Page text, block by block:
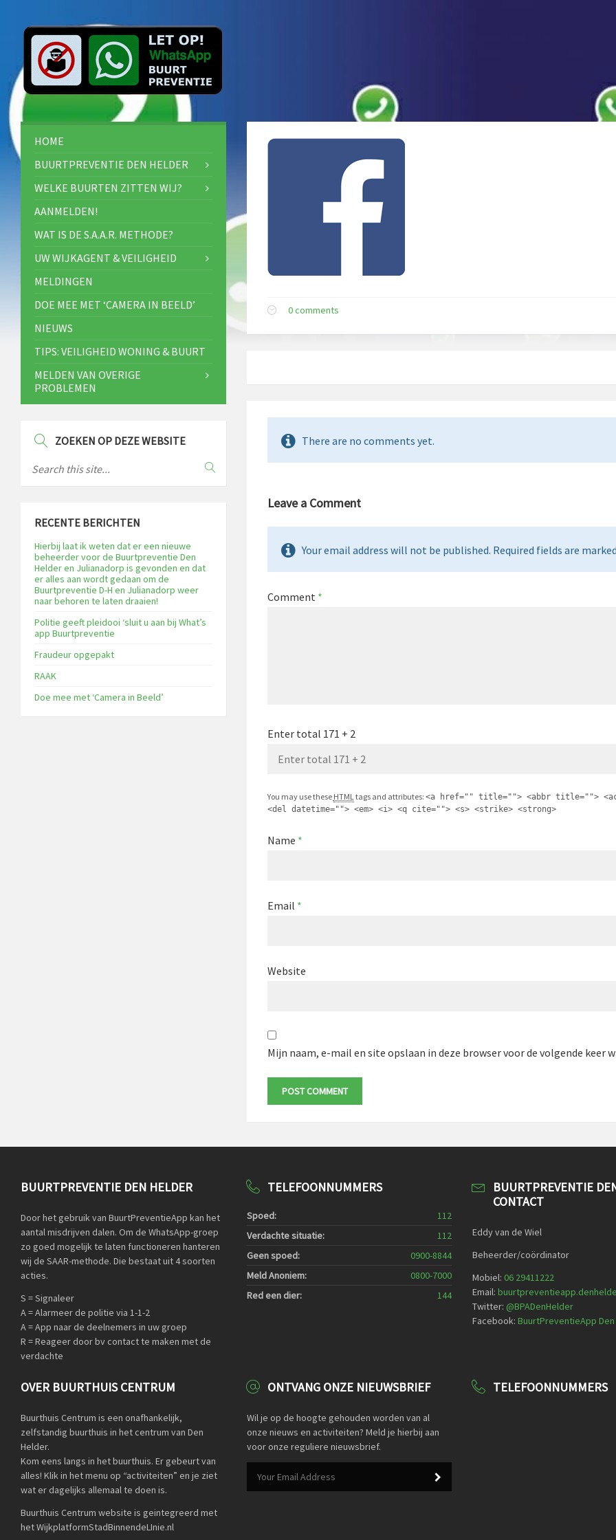
0 comments
There are no comments yet.
Leave a Comment
Your email address will not be published. Required fields are
Comment *
Enter total 171 + 2
You may use these HTMLtags and attributes: <a href="" title=""> <abbr title="">
<del datetime=""> <em> <i> <q cite=""> <s> <strike> <strong>
Name *
Email *
Website
Mijn naam, e-mail en site opslaan in deze browser voor de volgende keer
HOME
BUURTPREVENTIE DEN HELDER
WELKE BUURTEN ZITTEN WIJ?
AANMELDEN!
WAT IS DE S.A.A.R. METHODE?
UW WIJKAGENT & VEILIGHEID
MELDINGEN
DOE MEE MET ‘CAMERA IN BEELD’
NIEUWS
TIPS: VEILIGHEID WONING & BUURT
MELDEN VAN OVERIGE
PROBLEMEN
ZOEKEN OP DEZE WEBSITE
RECENTE BERICHTEN
Hierbij laat ik weten dat er een nieuwe
beheerder voor de Buurtpreventie Den
Helder en Julianadorp is gevonden en dat
er alles aan wordt gedaan om de
Buurtpreventie D-H en Julianadorp weer
naar behoren te laten draaien!
Politie geeft pleidooi ‘sluit u aan bij What’s
app Buurtpreventie
Fraudeur opgepakt
RAAK
Doe mee met ‘Camera in Beeld’
BUURTPREVENTIE DEN HELDER
Door het gebruik van BuurtPreventieApp kan het
aantal misdrijven dalen. Om de WhatsApp-groep
zo goed mogelijk te laten functioneren hanteren
wij de SAAR-methode. Die bestaat uit 4 soorten
acties.
S = Signaleer
A = Alarmeer de politie via 1-1-2
A = App naar de deelnemers in uw groep
R = Reageer door bv contact te maken met de
verdachte
TELEFOONNUMMERS
Spoed:
112
Verdachte situatie:
112
Geen spoed:
0900-8844
Meld Anoniem:
0800-7000
Red een dier:
144
BUURTPREVENTIE
CONTACT
Eddy van de Wiel
Beheerder/coördinator
Mobiel: 06 29411222
Email:
Twitter: @BPADenHelder
Facebook: BuurtPreventieApp
OVER BUURTHUIS CENTRUM
Buurthuis Centrum is een onafhankelijk,
zelfstandig buurthuis in het centrum van Den
Helder.
Kom eens langs in het buurthuis. Er gebeurt van
alles! Klik in het menu op “activiteiten” en je ziet
wat er dagelijks allemaal te doen is.
Buurthuis Centrum website is geintegreerd met
het WijkplatformStadBinnendeLInie.nl
ONTVANG ONZE NIEUWSBRIEF
Wil je op de hoogte gehouden worden van al
onze nieuws en activiteiten? Meld je hierbij aan
voor onze reguliere nieuwsbrief.
TELEFOONNUMMERS